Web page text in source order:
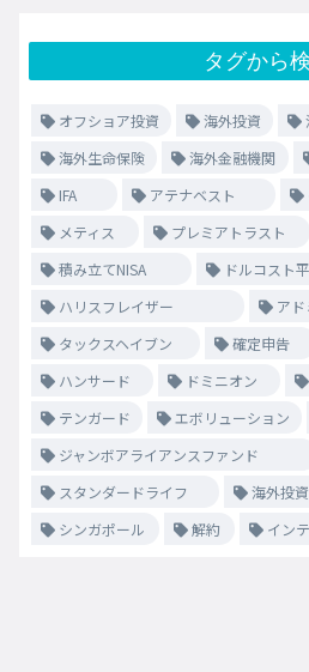
タグから
オフショア投資 海外投資
海外生命保険
海外金融機関
IFA
アテナベスト
メティス
プレミアトラスト
積み立てNISA
ドルコスト
ハリスフレイザー
ア
タックスヘイブン
確定申告
ハンサード
ドミニオン
テンガード
エボリューション
ジャンボアライアンスファンド
スタンダードライフ
海外投
シンガポール
解約 イン